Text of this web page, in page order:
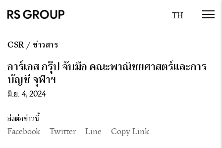
CSR/ ข่าวสาร
อาร์เอส กรุ๊ป จับมือ คณะพาณิชยศาสตร์และการ
บัญชี จุฬาฯ
มิ.ย. 4, 2024
ส่งต่อข่าวนี้
Facebook
Twitter Line Copy Link